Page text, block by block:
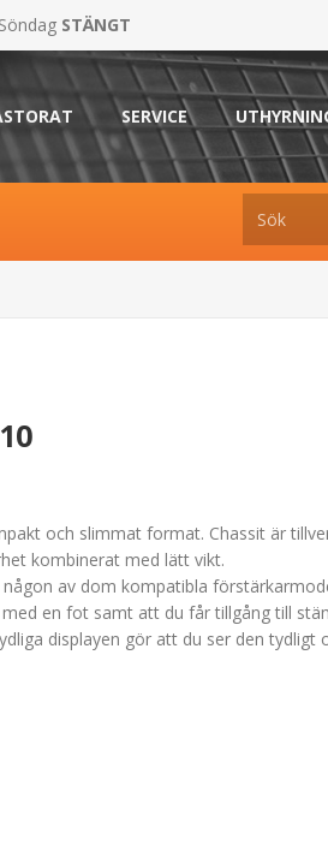
Söndag STÄNGT
SERVICE
och slimmat format. Chassit är
kombinerat med lätt vikt.
någon av dom kompatibla
en fot samt att du får tillgång till
displayen gör att du ser den tydligt